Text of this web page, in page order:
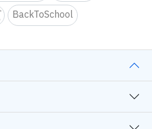
BackToSchool